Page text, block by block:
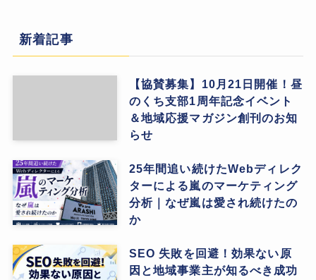
新着記事
【協賛募集】10月21日開催！昼
のくち支部1周年記念イベント
＆地域応援マガジン創刊のお知
らせ
25年間追い続けたWebディレク
ターによる嵐のマーケティング
分析｜なぜ嵐は愛され続けたの
か
SEO 失敗を回避！効果ない原
因と地域事業主が知るべき成功